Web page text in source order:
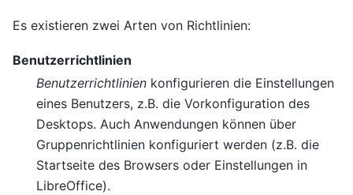
Es existieren zwei Arten von Richtlinien:
Benutzerrichtlinien
Benutzerrichtlinien konfigurieren die Einstellungen
eines Benutzers, z.B. die Vorkonfiguration des
Desktops. Auch Anwendungen können über
Gruppenrichtlinien konfiguriert werden (z.B. die
Startseite des Browsers oder Einstellungen in
LibreOffice).